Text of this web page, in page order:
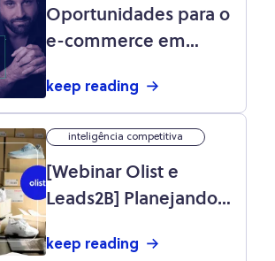
Oportunidades para o
e-commerce em
Alfredo Soares!
keep reading
inteligência competitiva
[Webinar Olist e
Leads2B] Planejando
keep reading